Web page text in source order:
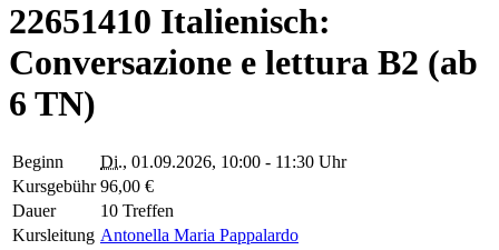
22651410 Italienisch:
Conversazione e lettura B2 (ab
6 TN)
Beginn Di., 01.09.2026, 10:00 - 11:30 Uhr
Kursgebühr 96,00 €
Dauer
10 Treffen
Kursleitung Antonella Maria Pappalardo